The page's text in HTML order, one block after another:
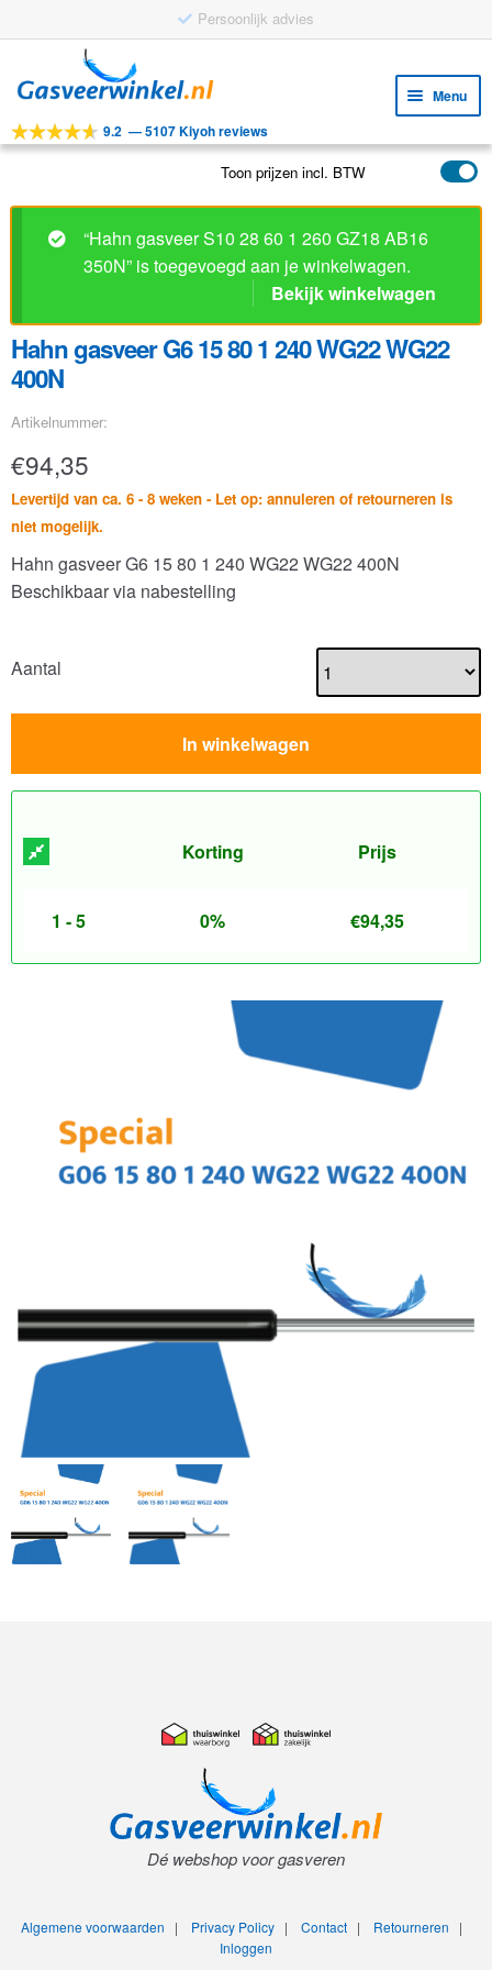
Persoonlijk advies
door
navigatie
naar
inhoud
Menu
Tools
Toepassingen
Klantenservice
9.2 —5107 Kiyoh reviews
Toon prijzen incl. BTW
“Hahn gasveer S10 28 60 1 260 GZ18 AB16
350N” is toegevoegd aan je winkelwagen.
Bekijk winkelwagen
Hahn gasveer G6 15 80 1 240 WG22 WG22
400N
Artikelnummer:
€94,35
Levertijd van ca. 6 - 8 weken - Let op: annuleren of retourneren is
niet mogelijk.
Hahn gasveer G6 15 80 1 240 WG22 WG22 400N
Beschikbaar via nabestelling
Aantal
In winkelwagen
Korting Prijs
1 - 5 0% €94,35
Dé webshop voor gasveren
Algemene voorwaarden | Privacy Policy| Contact| Retourneren |
Inloggen